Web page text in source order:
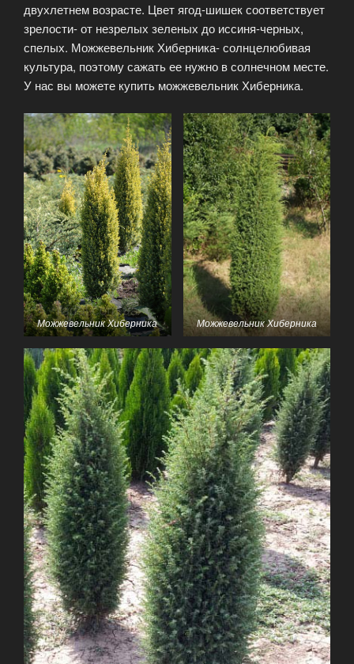
двухлетнем возрасте. Цвет ягод-шишек соответствует
зрелости- от незрелых зеленых до иссиня-черных,
спелых. Можжевельник Хиберника- солнцелюбивая
культура, поэтому сажать ее нужно в солнечном месте.
У нас вы можете купить можжевельник Хиберника.
Можжевельник Хиберника Можжевельник Хиберника